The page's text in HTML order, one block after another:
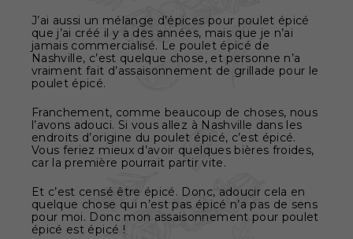
J’ai aussi un mélange d’épices pour poulet épicé
que j’ai créé il y a des années, mais que je n’ai
jamais commercialisé. Le poulet épicé de
Nashville, c’est quelque chose, et personne n’a
vraiment fait d’assaisonnement de grillade pour le
poulet épicé.
Franchement, comme beaucoup de choses, nous
l’avons adouci. Si vous allez à Nashville dans les
endroits d’origine du poulet épicé, c’est épicé.
Vous feriez mieux d’avoir quelques bières froides,
car la première pourrait partir vite.
Et c’est censé être épicé. Donc, adoucir cela en
quelque chose qui n’est pas épicé n’a pas de sens
pour moi. Donc mon assaisonnement pour poulet
épicé est épicé !